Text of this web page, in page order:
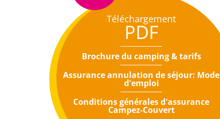
Téléchargement
PDF
Brochure du camping & tarifs
Assurance annulation de séjour: Mode
d'emploi
Conditions générales d'assurance
Campez-Couvert